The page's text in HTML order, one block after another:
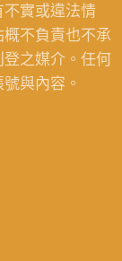
實或違法情
不負責也不承
之媒介。任何
與內容。